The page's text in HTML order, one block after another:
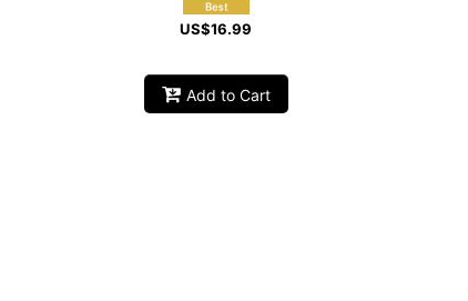
US$16.99
Add to Cart